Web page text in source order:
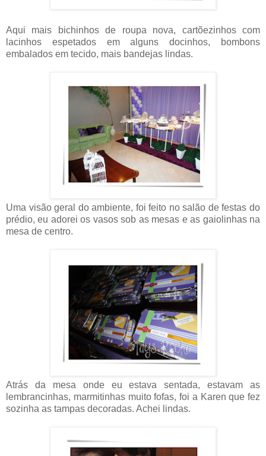
Aqui mais bichinhos de roupa nova, cartõezinhos com
lacinhos espetados em alguns docinhos, bombons
embalados em tecido, mais bandejas lindas.
Uma visão geral do ambiente, foi feito no salão de festas do
prédio, eu adorei os vasos sob as mesas e as gaiolinhas na
mesa de centro.
Atrás da mesa onde eu estava sentada, estavam as
lembrancinhas, marmitinhas muito fofas, foi a Karen que fez
sozinha as tampas decoradas. Achei lindas.